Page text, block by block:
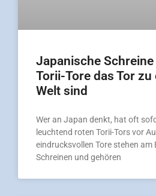
Japanische
Torii-Tore das Tor zu
Welt sind
Wer an Japan denkt, hat oft
leuchtend roten Torii-Tors vor
eindrucksvollen Tore stehen am
Schreinen und gehören